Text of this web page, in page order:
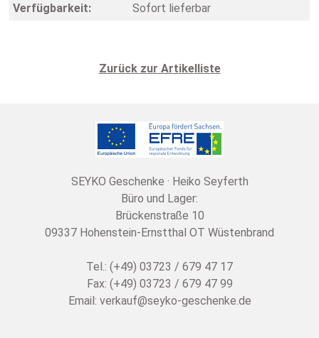
Verfügbarkeit:
Sofort lieferbar
Zurück zur Artikelliste
SEYKO Geschenke · Heiko Seyferth
Büro und Lager:
Brückenstraße 10
09337 Hohenstein-Ernstthal OT Wüstenbrand
Tel.: (+49) 03723 / 679 47 17
Fax: (+49) 03723 / 679 47 99
Email: verkauf@seyko-geschenke.de